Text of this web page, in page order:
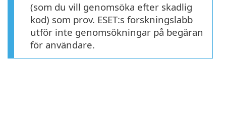
(som du vill genomsöka efter skadlig
kod) som prov. ESET:s forskningslabb
utför inte genomsökningar på begäran
för användare.